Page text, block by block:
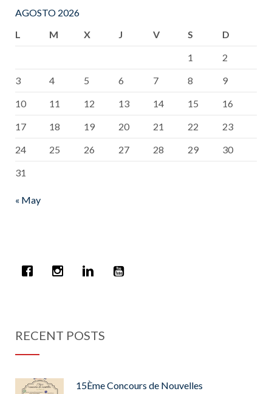
AGOSTO 2026
L
M X J V S
D
1
2
3
4 5 6 7 8
9
10
11 12 13 14 15
16
17
18 19 20 21 22
23
24
25 26 27 28 29
30
31
« May
RECENT POSTS
15Ème Concours de Nouvelles